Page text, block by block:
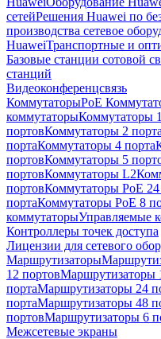
сетейРешения Huawei по
производства сетевое
HuaweiТранспортные и
Базовые станции сотовой
станций
Видеоконференцсвязь
КоммутаторыPoE
коммутаторыКоммутаторы
портовКоммутаторы 2 порта
портаКоммутаторы 4 порта
портовКоммутаторы 5
портовКоммутаторы L2
портовКоммутаторы PoE 24
портаКоммутаторы PoE 8
коммутаторыУправляемые
Контроллеры точек доступа
Лицензии для сетевого
Маршрутизаторы
12 портовМаршрутизаторы
портаМаршрутизаторы 24
портаМаршрутизаторы 48
портовМаршрутизаторы 6
Межсетевые экраны